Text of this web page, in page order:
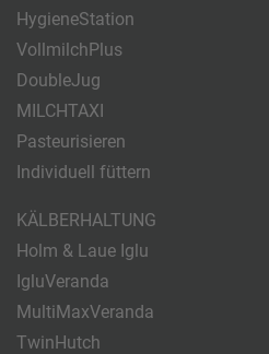
HygieneStation
VollmilchPlus
DoubleJug
MILCHTAXI
Pasteurisieren
Individuell füttern
KÄLBERHALTUNG
Holm & Laue Iglu
IgluVeranda
MultiMaxVeranda
TwinHutch